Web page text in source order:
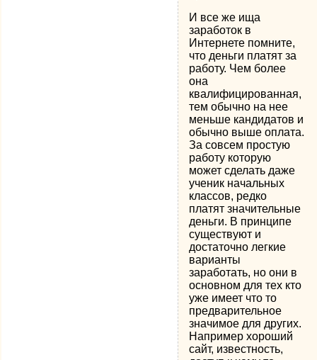
И все же ища
заработок в
Интернете помните,
что деньги платят за
работу. Чем более
она
квалифицированная,
тем обычно на нее
меньше кандидатов и
обычно выше оплата.
За совсем простую
работу которую
может сделать даже
ученик начальных
классов, редко
платят значительные
деньги. В принципе
существуют и
достаточно легкие
варианты
заработать, но они в
основном для тех кто
уже имеет что то
предварительное
значимое для других.
Например хороший
сайт, известность,